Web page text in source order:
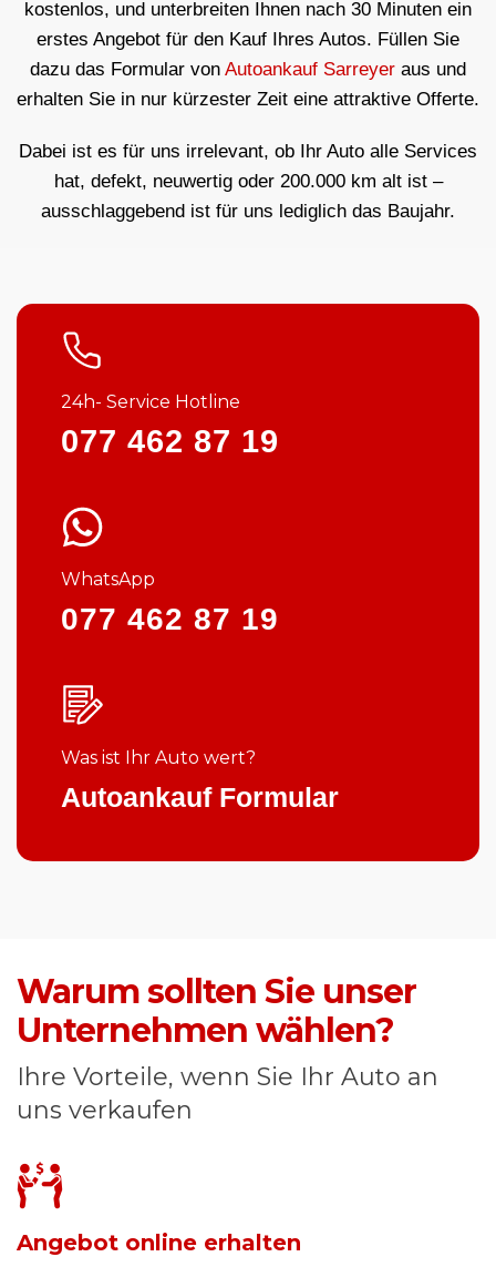
kostenlos, und unterbreiten Ihnen nach 30 Minuten ein
erstes Angebot für den Kauf Ihres Autos. Füllen Sie
dazu das Formular von Autoankauf Sarreyer aus und
erhalten Sie in nur kürzester Zeit eine attraktive Offerte.
Dabei ist es für uns irrelevant, ob Ihr Auto alle Services
hat, defekt, neuwertig oder 200.000 km alt ist –
ausschlaggebend ist für uns lediglich das Baujahr.
24h- Service Hotline
077 462 87 19
WhatsApp
077 462 87 19
Was ist Ihr Auto wert?
Autoankauf Formular
Warum sollten Sie unser
Unternehmen wählen?
Ihre Vorteile, wenn Sie Ihr Auto an
uns verkaufen
Angebot online erhalten